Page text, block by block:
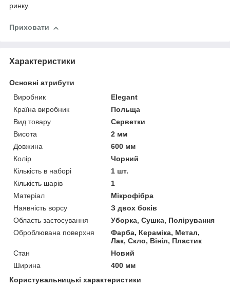
ринку.
Приховати
Характеристики
Основні атрибути
Виробник
Elegant
Країна виробник
Польща
Вид товару
Серветки
Висота
2 мм
Довжина
600 мм
Колір
Чорний
Кількість в наборі
1 шт.
Кількість шарів
1
Матеріал
Мікрофібра
Наявність ворсу
З двох боків
Область застосування
Уборка, Сушка, Полірування
Оброблювана поверхня
Фарба, Кераміка, Метал,
Лак, Скло, Вініл, Пластик
Стан
Новий
Ширина
400 мм
Користувальницькі характеристики